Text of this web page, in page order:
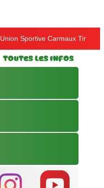
Union Sportive Carmaux Tir
Toutes les Infos